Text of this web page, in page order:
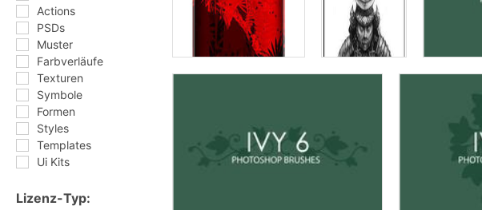
Actions
PSDs
Muster
Farbverläufe
Texturen
Symbole
Formen
Styles
Templates
Ui Kits
Lizenz-Typ: